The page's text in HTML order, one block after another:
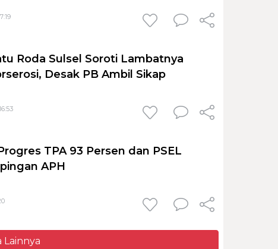
Roda Sulsel Soroti Lambatnya
Desak PB Ambil Sikap
TPA 93 Persen dan PSEL
APH
Lainnya